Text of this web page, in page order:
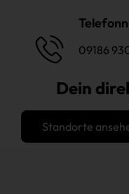
09186
Dein
Standorte